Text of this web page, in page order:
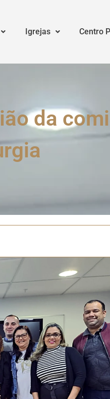
Igrejas Centro
da